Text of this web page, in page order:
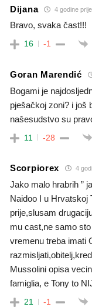
Dijana 4 godine prije
Bravo, svaka čast!!!
16 -1
Goran Marendić
Bogami je
pješačkoj zoni? i još
našesudstvo su
11 -28
Scorpiorex 4
Jako malo hrabrih ”
Naidoo I u Hrvatskoj
prije,slusam
mu cast,ne samo
vremenu treba imati
Mussolini opisa
famiglia, e Tony to
21 -1